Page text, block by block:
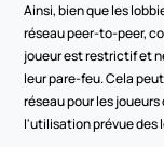
Ainsi, bien que les
réseau peer-to-peer,
joueur est restrictif et
leur pare-feu. Cela
réseau pour les
l'utilisation prévue des